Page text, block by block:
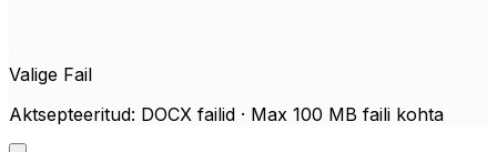
Valige Fail
Aktsepteeritud: DOCX failid · Max 100 MB faili kohta